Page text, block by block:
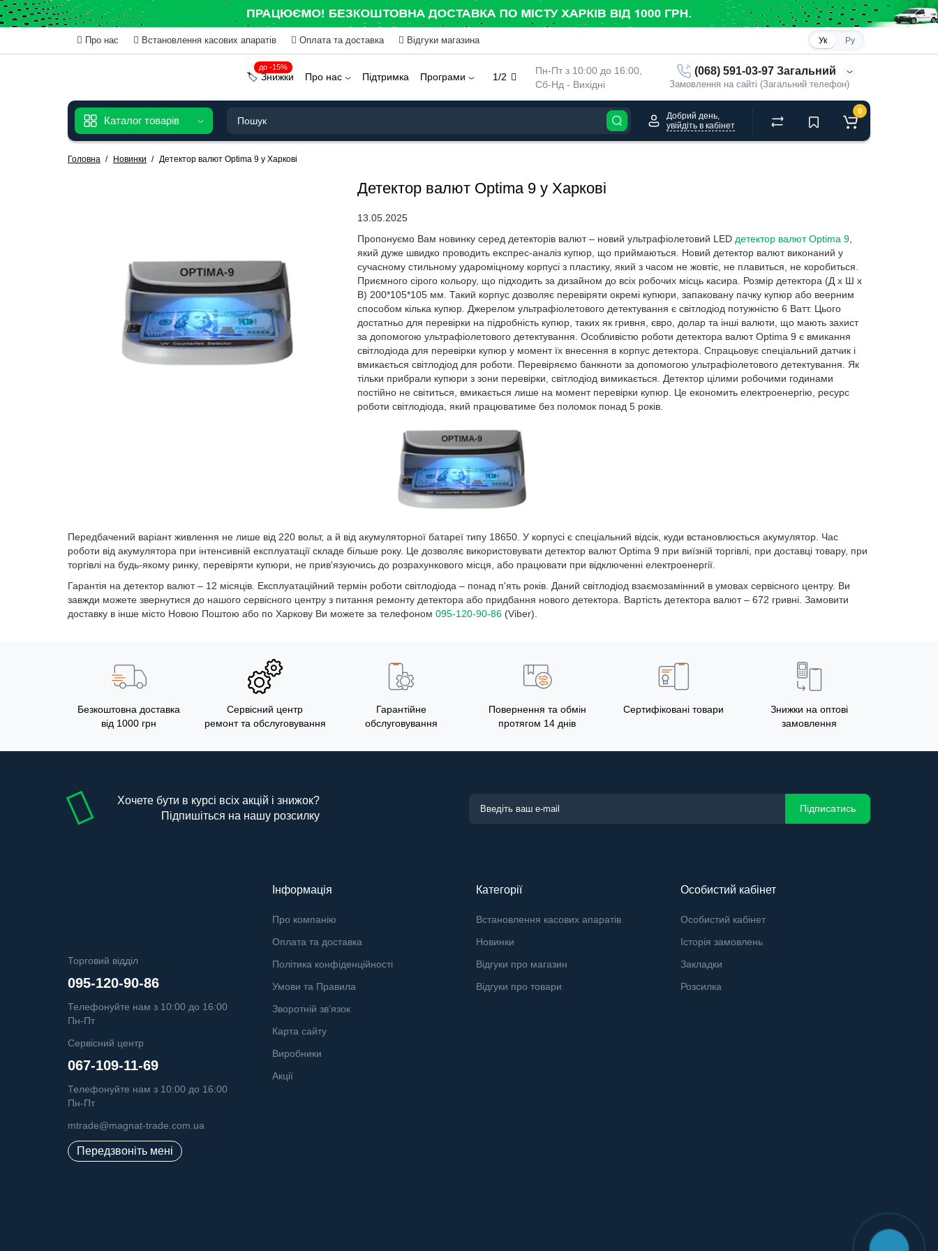
Про нас Встановлення касових апаратів Оплата та доставка Відгуки магазина Ук Ру
Пн-Пт з 10:00 до 16:00,
Сб-Нд - Вихідні
(068) 591-03-97 Загальний
Замовлення на сайті (Загальний телефон)
1/2
до -15%
🏷️ Знижки Про нас Підтримка Програми
Каталог товарів
Добрий день,
увійдіть в кабінет
0
Головна Новинки Детектор валют Optima 9 у Харкові
Детектор валют Optima 9 у Харкові
13.05.2025
Пропонуємо Вам новинку серед детекторів валют – новий ультрафіолетовий LED детектор валют Optima 9,
який дуже швидко проводить експрес-аналіз купюр, що приймаються. Новий детектор валют виконаний у
сучасному стильному удароміцному корпусі з пластику, який з часом не жовтіє, не плавиться, не коробиться.
Приємного сірого кольору, що підходить за дизайном до всіх робочих місць касира. Розмір детектора (Д х Ш х
В) 200*105*105 мм. Такий корпус дозволяє перевіряти окремі купюри, запаковану пачку купюр або веерним
способом кілька купюр. Джерелом ультрафіолетового детектування є світлодіод потужністю 6 Ватт. Цього
достатньо для перевірки на підробність купюр, таких як гривня, євро, долар та інші валюти, що мають захист
за допомогою ультрафіолетового детектування. Особливістю роботи детектора валют Optima 9 є вмикання
світлодіода для перевірки купюр у момент їх внесення в корпус детектора. Спрацьовує спеціальний датчик і
вмикається світлодіод для роботи. Перевіряємо банкноти за допомогою ультрафіолетового детектування. Як
тільки прибрали купюри з зони перевірки, світлодіод вимикається. Детектор цілими робочими годинами
постійно не світиться, вмикається лише на момент перевірки купюр. Це економить електроенергію, ресурс
роботи світлодіода, який працюватиме без поломок понад 5 років.
Передбачений варіант живлення не лише від 220 вольт, а й від акумуляторної батареї типу 18650. У корпусі є спеціальний відсік, куди встановлюється акумулятор. Час
роботи від акумулятора при інтенсивній експлуатації складе більше року. Це дозволяє використовувати детектор валют Optima 9 при виїзній торгівлі, при доставці товару, при
торгівлі на будь-якому ринку, перевіряти купюри, не прив'язуючись до розрахункового місця, або працювати при відключенні електроенергії.
Гарантія на детектор валют – 12 місяців. Експлуатаційний термін роботи світлодіода – понад п'ять років. Даний світлодіод взаємозамінний в умовах сервісного центру. Ви
завжди можете звернутися до нашого сервісного центру з питання ремонту детектора або придбання нового детектора. Вартість детектора валют – 672 гривні. Замовити
доставку в інше місто Новою Поштою або по Харкову Ви можете за телефоном 095-120-90-86 (Viber).
Безкоштовна доставка
від 1000 грн
Сервісний центр
ремонт та обслуговування
Гарантійне
обслуговування
Повернення та обмін
протягом 14 днів
Сертифіковані товари
Знижки на оптові
замовлення
Хочете бути в курсі всіх акцій і знижок?
Підпишіться на нашу розсилку
Підписатись
Торговий відділ
095-120-90-86
Телефонуйте нам з 10:00 до 16:00
Пн-Пт
Сервісний центр
067-109-11-69
Телефонуйте нам з 10:00 до 16:00
Пн-Пт
mtrade@magnat-trade.com.ua
Передзвоніть мені
Інформація
Про компанію
Оплата та доставка
Політика конфіденційності
Умови та Правила
Зворотній зв’язок
Карта сайту
Виробники
Акції
Категорії
Встановлення касових апаратів
Новинки
Відгуки про магазин
Відгуки про товари
Особистий кабінет
Особистий кабінет
Історія замовлень
Закладки
Розсилка